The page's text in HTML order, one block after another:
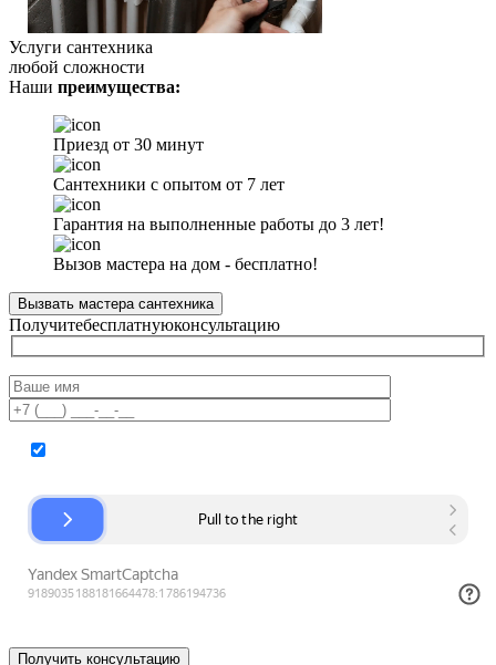
Услуги сантехника
любой сложности
Наши преимущества:
Приезд от 30 минут
Сантехники с опытом от 7 лет
Гарантия на выполненные работы до 3 лет!
Вызов мастера на дом - бесплатно!
Вызвать мастера сантехника
Получитебесплатнуюконсультацию